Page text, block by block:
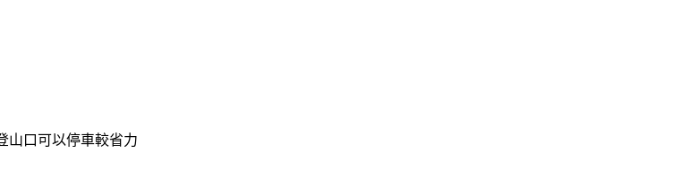
山口可以停車較省力